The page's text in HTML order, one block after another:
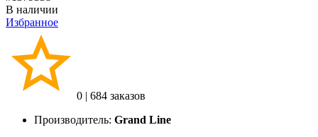
В наличии
Избранное
0 | 684 заказов
Производитель: Grand Line